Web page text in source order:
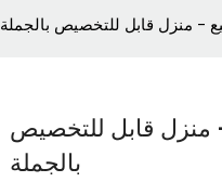
- منزل قابل للتخصيص بالجملة
- منزل قابل للتخصيص
بالجملة